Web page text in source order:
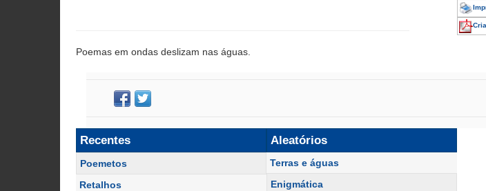
Poemas em ondas deslizam nas águas.
Recentes
Poemetos
Retalhos
Aleatórios
Terras e águas
Enigmática